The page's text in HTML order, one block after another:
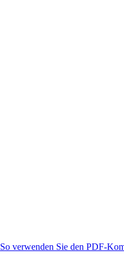
So verwenden Sie den PDF-